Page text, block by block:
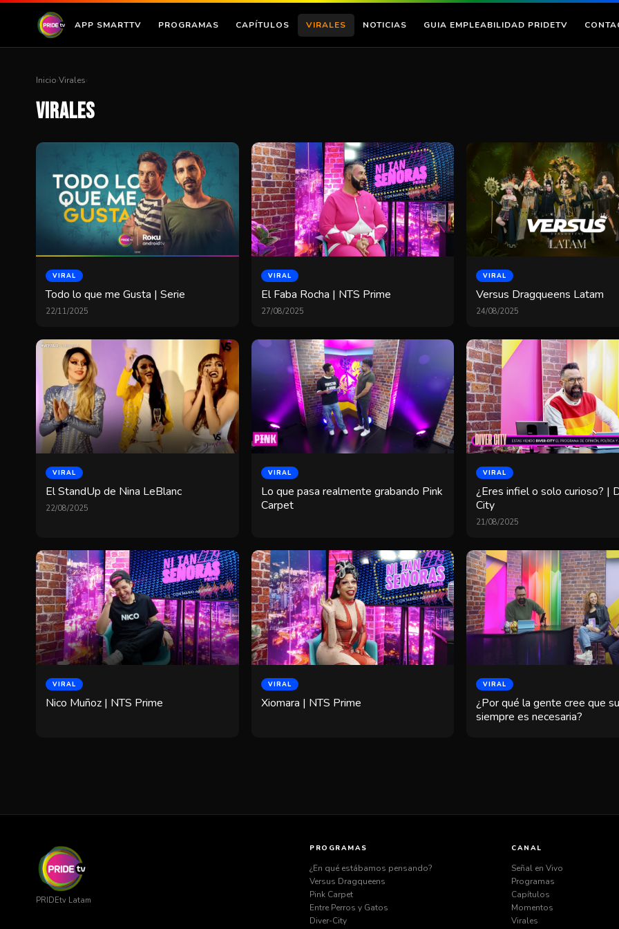
APP SMARTTV PROGRAMAS CAPÍTULOS VIRALES NOTICIAS GUIA EMPLEABILIDAD PRIDETV
Inicio›Virales›
Virales
VIRAL
Todo lo que me Gusta | Serie
22/11/2025
VIRAL
El Faba Rocha | NTS Prime
27/08/2025
VIRAL
Versus Dragqueens Latam
24/08/2025
VIRAL
El StandUp de Nina LeBlanc
22/08/2025
VIRAL
Lo que pasa realmente grabando Pink
Carpet
VIRAL
¿Eres infiel o solo curioso? |
City
21/08/2025
VIRAL
Nico Muñoz | NTS Prime
VIRAL
Xiomara | NTS Prime
VIRAL
¿Por qué la gente cree que
siempre es necesaria?
PRIDEtv Latam
PROGRAMAS
¿En qué estábamos pensando?
Versus Dragqueens
Pink Carpet
Entre Perros y Gatos
Diver-City
CANAL
Señal en Vivo
Programas
Capítulos
Momentos
Virales